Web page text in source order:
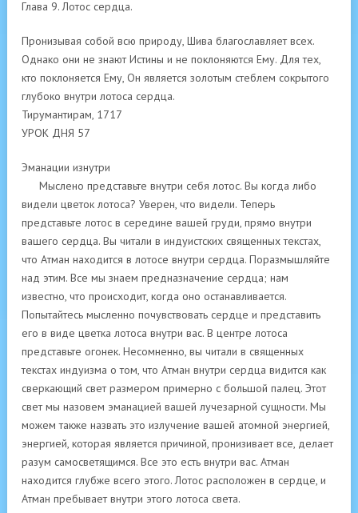
Глава 9. Лотос сердца.
Пронизывая собой всю природу, Шива благославляет всех.
Однако они не знают Истины и не поклоняются Ему. Для тех,
кто поклоняется Ему, Он является золотым стеблем сокрытого
глубоко внутри лотоса сердца.
Тирумантирам, 1717
УРОК ДНЯ 57
Эманации изнутри
Мыслено представьте внутри себя лотос. Вы когда либо
видели цветок лотоса? Уверен, что видели. Теперь
представьте лотос в середине вашей груди, прямо внутри
вашего сердца. Вы читали в индуистских священных текстах,
что Атман находится в лотосе внутри сердца. Поразмышляйте
над этим. Все мы знаем предназначение сердца; нам
известно, что происходит, когда оно останавливается.
Попытайтесь мысленно почувствовать сердце и представить
его в виде цветка лотоса внутри вас. В центре лотоса
представьте огонек. Несомненно, вы читали в священных
текстах индуизма о том, что Атман внутри сердца видится как
сверкающий свет размером примерно с большой палец. Этот
свет мы назовем эманацией вашей лучезарной сущности. Мы
можем также назвать это излучение вашей атомной энергией,
энергией, которая является причиной, пронизивает все, делает
разум самосветящимся. Все это есть внутри вас. Атман
находится глубже всего этого. Лотос расположен в сердце, и
Атман пребывает внутри этого лотоса света.